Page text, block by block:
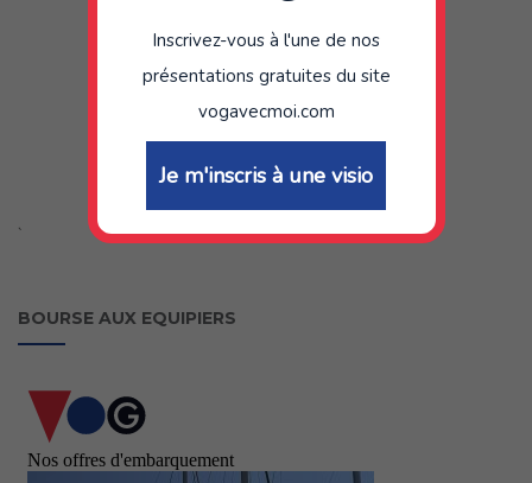
`
BOURSE AUX EQUIPIERS
Inscrivez-vous à l'une de nos
présentations gratuites du site
vogavecmoi.com
Je m'inscris à une visio